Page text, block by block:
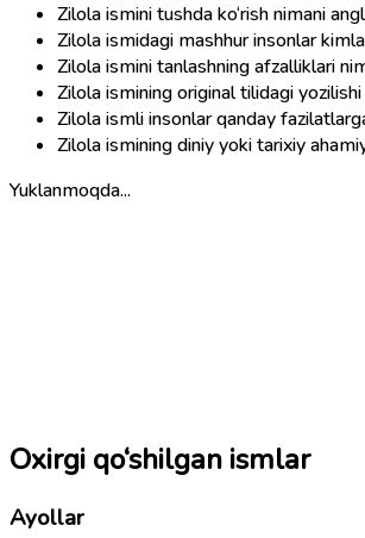
Zilola ismini tushda ko‘rish nimani
Zilola ismidagi mashhur insonlar
Zilola ismini tanlashning afzalliklari
Zilola ismining original tilidagi
Zilola ismli insonlar qanday
Zilola ismining diniy yoki tarixiy
Yuklanmoqda...
Oxirgi qo‘shilgan ismlar
Ayollar